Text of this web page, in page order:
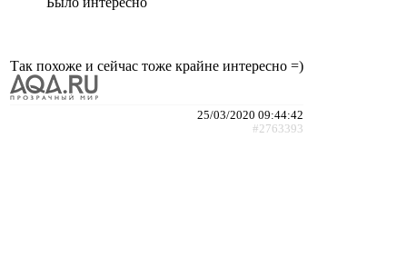
Так похоже и сейчас тоже крайне интересно =)
25/03/2020 09:44:42
#2763393